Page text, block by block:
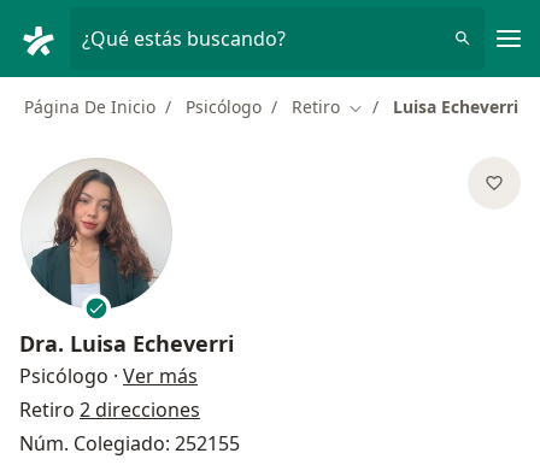
¿Qué estás buscando?
Página De Inicio Psicólogo Retiro Cambiar de ciudad
Luisa Echeverri
Dra. Luisa Echeverri
Psicólogo · Ver más
Retiro 2 direcciones
Núm. Colegiado: 252155